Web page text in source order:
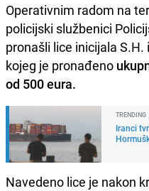
Operativnim radom na
policijski službenici
pronašli lice inicijala S.H.
kojeg je pronađeno
od 500 eura.
TRENDING
Iranci
Navedeno lice je nakon